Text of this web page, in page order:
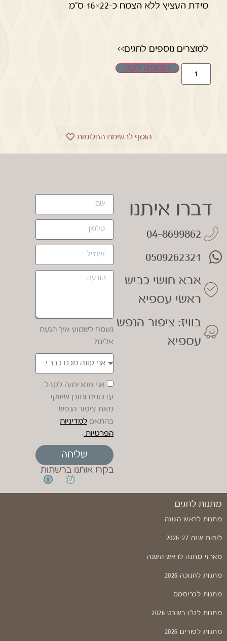
מידת העציץ ללא הצמח כ-22×16 ס"מ
למוצרים נוספים לחגים>>
הוספה לסל
הוסף לרשימת החלומות
דברו איתנו
04-8699862
0509262321
אבא חושי כביש
ראשי עספיא
בוויז: ציפור הנפש
עספיא
נשמח לשמוע איך הגעת
אלינו?
אני מסכים/ה לקבל
עדכונים ותוכן שיווקי
מאת ציפור הנפש
בהתאם למדיניות
הפרטיות .
שליחה
בקרו אותנו ברשתות
מתנות לחגים
מתנות לראש השנה
לוחות שנה 2026-27
מארזי מתנה לראש השנה
מתנות לחנוכה 2026
מתנות לכריסמס
מתנות לט"ו בשבט 2026
מתנות לפורים 2026